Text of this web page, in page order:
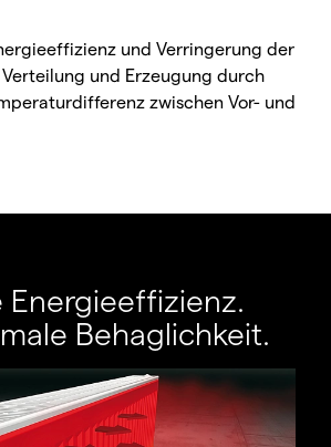
und Verringerung der
und Erzeugung durch
zwischen Vor- und
Energieeffizienz.
Behaglichkeit.